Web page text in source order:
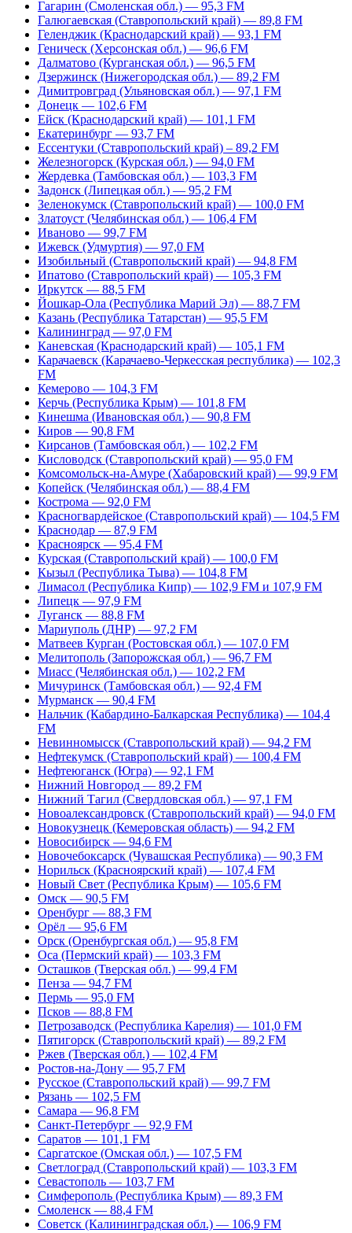
Гагарин (Смоленская обл.) — 95,3 FM
Галюгаевская (Ставропольский край) — 89,8 FM
Геленджик (Краснодарский край) — 93,1 FM
Геническ (Херсонская обл.) — 96,6 FM
Далматово (Курганская обл.) — 96,5 FM
Дзержинск (Нижегородская обл.) — 89,2 FM
Димитровград (Ульяновская обл.) — 97,1 FM
Донецк — 102,6 FM
Ейск (Краснодарский край) — 101,1 FM
Екатеринбург — 93,7 FM
Ессентуки (Ставропольский край) – 89,2 FM
Железногорск (Курская обл.) — 94,0 FM
Жердевка (Тамбовская обл.) — 103,3 FM
Задонск (Липецкая обл.) — 95,2 FM
Зеленокумск (Ставропольский край) — 100,0 FM
Златоуст (Челябинская обл.) — 106,4 FM
Иваново — 99,7 FM
Ижевск (Удмуртия) — 97,0 FM
Изобильный (Ставропольский край) — 94,8 FM
Ипатово (Ставропольский край) — 105,3 FM
Иркутск — 88,5 FM
Йошкар-Ола (Республика Марий Эл) — 88,7 FM
Казань (Республика Татарстан) — 95,5 FM
Калининград — 97,0 FM
Каневская (Краснодарский край) — 105,1 FM
Карачаевск (Карачаево-Черкесская республика) — 102,3
FM
Кемерово — 104,3 FM
Керчь (Республика Крым) — 101,8 FM
Кинешма (Ивановская обл.) — 90,8 FM
Киров — 90,8 FM
Кирсанов (Тамбовская обл.) — 102,2 FM
Кисловодск (Ставропольский край) — 95,0 FM
Комсомольск-на-Амуре (Хабаровский край) — 99,9 FM
Копейск (Челябинская обл.) — 88,4 FM
Кострома — 92,0 FM
Красногвардейское (Ставропольский край) — 104,5 FM
Краснодар — 87,9 FM
Красноярск — 95,4 FM
Курская (Ставропольский край) — 100,0 FM
Кызыл (Республика Тыва) — 104,8 FM
Лимасол (Республика Кипр) — 102,9 FM и 107,9 FM
Липецк — 97,9 FM
Луганск — 88,8 FM
Мариуполь (ДНР) — 97,2 FM
Матвеев Курган (Ростовская обл.) — 107,0 FM
Мелитополь (Запорожская обл.) — 96,7 FM
Миасс (Челябинская обл.) — 102,2 FM
Мичуринск (Тамбовская обл.) — 92,4 FM
Мурманск — 90,4 FM
Нальчик (Кабардино-Балкарская Республика) — 104,4
FM
Невинномысск (Ставропольский край) — 94,2 FM
Нефтекумск (Ставропольский край) — 100,4 FM
Нефтеюганск (Югра) — 92,1 FM
Нижний Новгород — 89,2 FM
Нижний Тагил (Свердловская обл.) — 97,1 FM
Новоалександровск (Ставропольский край) — 94,0 FM
Новокузнецк (Кемеровская область) — 94,2 FM
Новосибирск — 94,6 FM
Новочебоксарск (Чувашская Республика) — 90,3 FM
Норильск (Красноярский край) — 107,4 FM
Новый Свет (Республика Крым) — 105,6 FM
Омск — 90,5 FM
Оренбург — 88,3 FM
Орёл — 95,6 FM
Орск (Оренбургская обл.) — 95,8 FM
Оса (Пермский край) — 103,3 FM
Осташков (Тверская обл.) — 99,4 FM
Пенза — 94,7 FM
Пермь — 95,0 FM
Псков — 88,8 FM
Петрозаводск (Республика Карелия) — 101,0 FM
Пятигорск (Ставропольский край) — 89,2 FM
Ржев (Тверская обл.) — 102,4 FM
Ростов-на-Дону — 95,7 FM
Русское (Ставропольский край) — 99,7 FM
Рязань — 102,5 FM
Самара — 96,8 FM
Санкт-Петербург — 92,9 FM
Саратов — 101,1 FM
Саргатское (Омская обл.) — 107,5 FM
Светлоград (Ставропольский край) — 103,3 FM
Севастополь — 103,7 FM
Симферополь (Республика Крым) — 89,3 FM
Смоленск — 88,4 FM
Советск (Калининградская обл.) — 106,9 FM